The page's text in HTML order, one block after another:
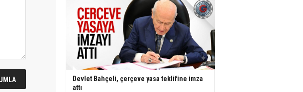
Devlet Bahçeli, çerçeve yasa teklifine imza
attı